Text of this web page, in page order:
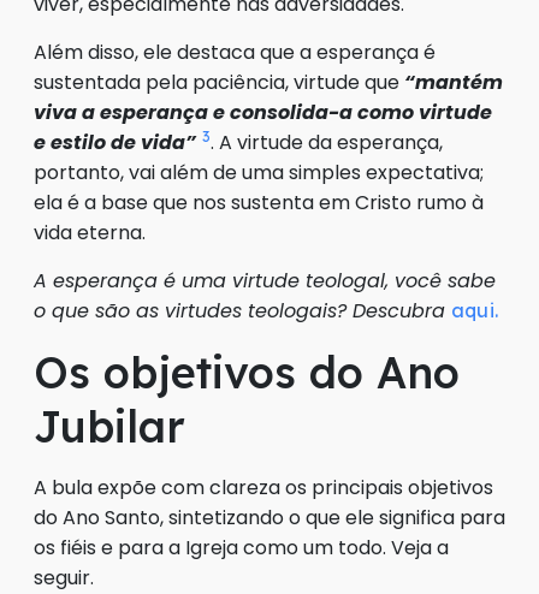
Além disso, ele destaca que a esperança é
sustentada pela paciência, virtude que “mantém
viva a esperança e consolida-a como virtude
e estilo de vida” 3. A virtude da esperança,
portanto, vai além de uma simples expectativa;
ela é a base que nos sustenta em Cristo rumo à
vida eterna.
A esperança é uma virtude teologal, você sabe
o que são as virtudes teologais? Descubra aqui.
Os objetivos do Ano
Jubilar
A bula expõe com clareza os principais objetivos
do Ano Santo, sintetizando o que ele significa para
os fiéis e para a Igreja como um todo. Veja a
seguir.